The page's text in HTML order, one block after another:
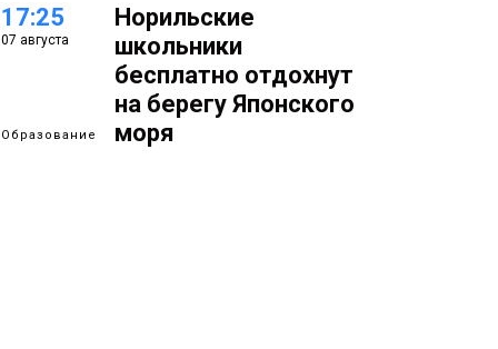
17:25
07 августа
Образование
Норильские
школьники
бесплатно отдохнут
на берегу Японского
моря